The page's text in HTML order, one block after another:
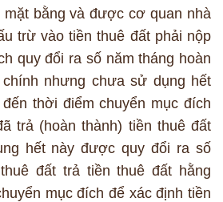
bằng và được cơ quan nhà
trừ vào tiền thuê đất phải nộp
quy đổi ra số năm tháng hoàn
nhưng chưa sử dụng hết
thời điểm chuyển mục đích
trả (hoàn thành) tiền thuê đất
hết này được quy đổi ra số
đất trả tiền thuê đất hằng
mục đích để xác định tiền